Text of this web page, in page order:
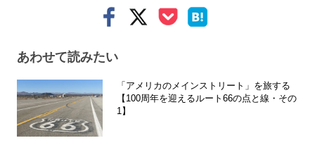
あわせて読みたい
「アメリカのメインストリート」を旅する
【100周年を迎えるルート66の点と線・その
1】